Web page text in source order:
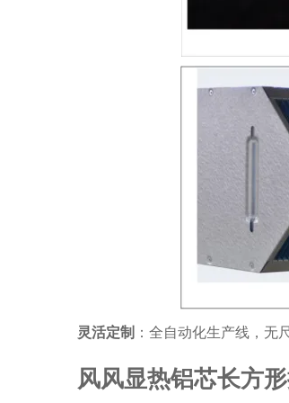
灵活定制 ：全自动化生产线，无
风风显热铝芯长方